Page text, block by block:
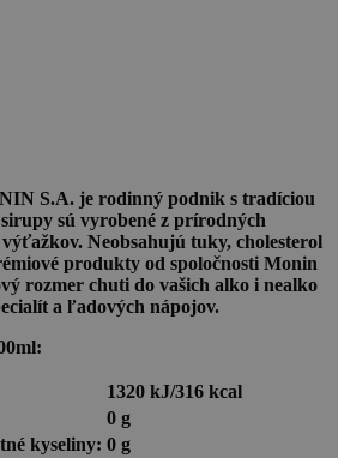
S.A. je rodinný podnik s tradíciou
sú vyrobené z prírodných
Neobsahujú tuky, cholesterol
produkty od spoločnosti Monin
rozmer chuti do vašich alko i nealko
a ľadových nápojov.
1320 kJ/316 kcal
0 g
kyseliny: 0 g